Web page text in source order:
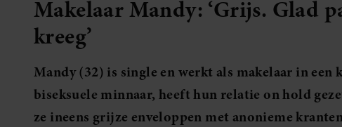
Makelaar Mandy: ‘Grijs. Glad
kreeg’
Mandy (32) is single en werkt als makelaar in
biseksuele minnaar, heeft hun relatie on hold
ze ineens grijze enveloppen met anonieme